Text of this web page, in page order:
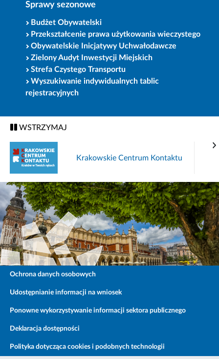
Sprawy sezonowe
Budżet Obywatelski
Przekształcenie prawa użytkowania wieczystego
Obywatelskie Inicjatywy Uchwałodawcze
Zielony Audyt Inwestycji Miejskich
Strefa Czystego Transportu
Wyszukiwanie indywidualnych tablic
rejestracyjnych
WSTRZYMAJ
Krakowskie Centrum Kontaktu
Ochrona danych osobowych
Udostępnianie informacji na wniosek
Ponowne wykorzystywanie informacji sektora publicznego
Deklaracja dostępności
Polityka dotycząca cookies i podobnych technologii